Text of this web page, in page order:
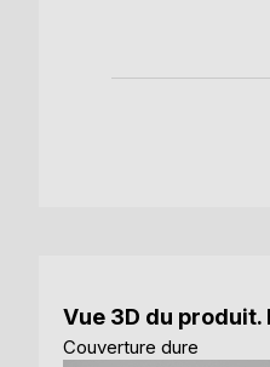
Vue 3D du
Couverture dure